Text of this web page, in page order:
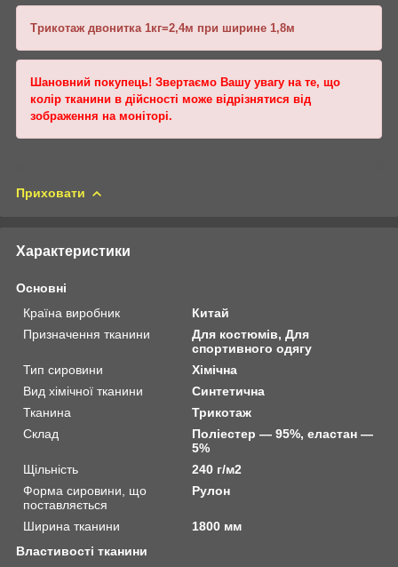
Трикотаж двонитка 1кг=2,4м при ширине 1,8м
Шановний покупець! Звертаємо Вашу увагу на те, що
колір тканини в дійсності може відрізнятися від
зображення на моніторі.
Приховати
Характеристики
Основні
Країна виробник
Китай
Призначення тканини
Для костюмів, Для
спортивного одягу
Тип сировини
Хімічна
Вид хімічної тканини
Синтетична
Тканина
Трикотаж
Склад
Поліестер — 95%, еластан —
5%
Щільність
240 г/м2
Форма сировини, що
поставляється
Рулон
Ширина тканини
1800 мм
Властивості тканини